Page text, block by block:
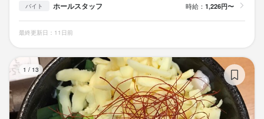
バイト ホールスタッフ 時給： 1,226円〜
最終更新日：11日前
1 / 13